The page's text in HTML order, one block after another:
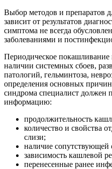
Выбор методов и препаратов
зависит от результатов
симптома не всегда
заболеваниями и
Периодическое покашливание
наличии системных сбоев,
патологий, гельминтоза,
определения основных
синдрома специалист должен
информацию:
продолжительность
количество и свойства
слизи;
наличие сопутствующей
зависимость кашлевой
перенесенные ранее